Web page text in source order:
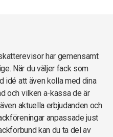
har gemensamt
När du väljer fack som
idé att även kolla med dina
och vilken a-kassa de är
aktuella erbjudanden och
anpassade just
kan du ta del av